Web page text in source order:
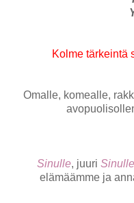
Kolme tärkeintä
Omalle, komealle,
Sinulle, juuri Sinulle
elämäämme ja